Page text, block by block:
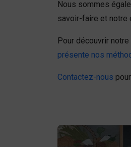
Nous sommes
savoir-faire et notre
Pour découvrir
présente nos
Contactez-nous